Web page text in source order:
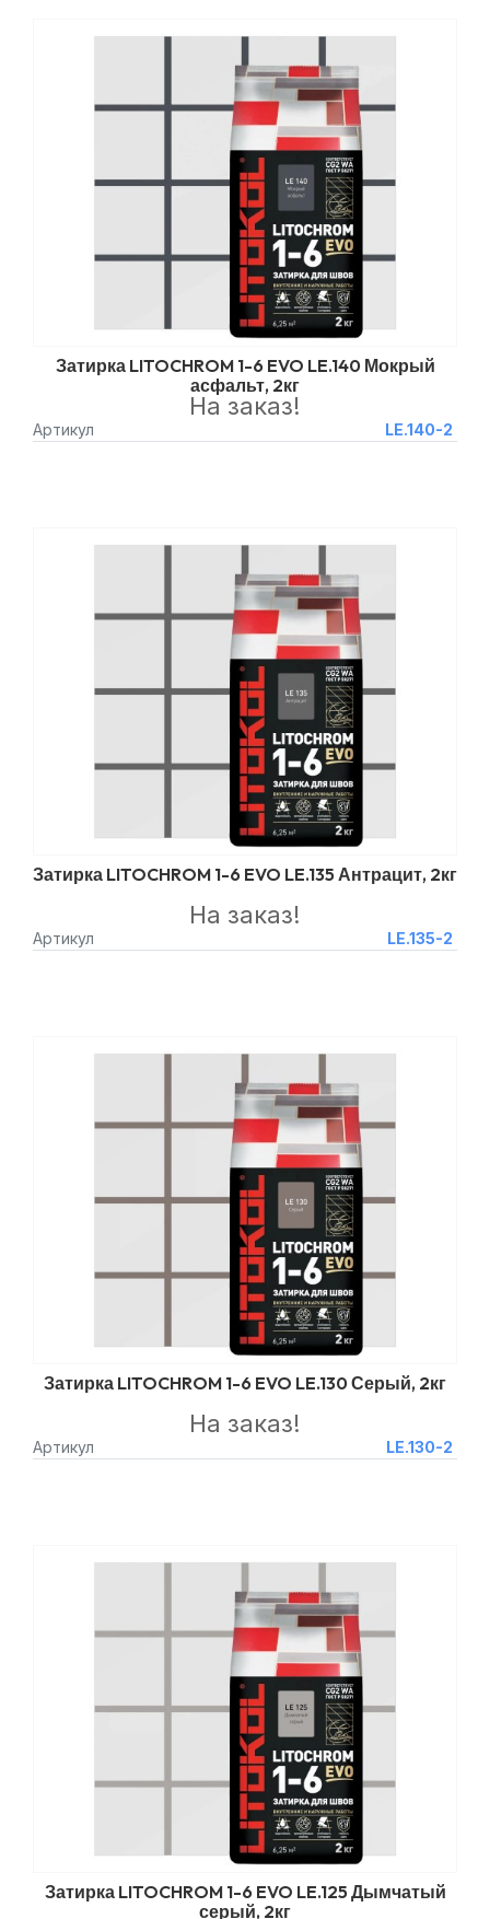
Затирка LITOCHROM 1-6 EVO LE.140 Мокрый
асфальт, 2кг
Артикул LE.140-2
На заказ!
Затирка LITOCHROM 1-6 EVO LE.135 Антрацит, 2кг
Артикул LE.135-2
На заказ!
Затирка LITOCHROM 1-6 EVO LE.130 Серый, 2кг
Артикул LE.130-2
На заказ!
Затирка LITOCHROM 1-6 EVO LE.125 Дымчатый
серый, 2кг